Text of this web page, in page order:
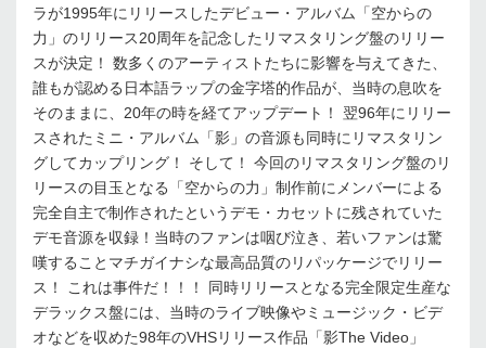
ラが1995年にリリースしたデビュー・アルバム「空からの
力」のリリース20周年を記念したリマスタリング盤のリリー
スが決定！ 数多くのアーティストたちに影響を与えてきた、
誰もが認める日本語ラップの金字塔的作品が、当時の息吹を
そのままに、20年の時を経てアップデート！ 翌96年にリリー
スされたミニ・アルバム「影」の音源も同時にリマスタリン
グしてカップリング！ そして！ 今回のリマスタリング盤のリ
リースの目玉となる「空からの力」制作前にメンバーによる
完全自主で制作されたというデモ・カセットに残されていた
デモ音源を収録！当時のファンは咽び泣き、若いファンは驚
嘆することマチガイナシな最高品質のリパッケージでリリー
ス！ これは事件だ！！！ 同時リリースとなる完全限定生産な
デラックス盤には、当時のライブ映像やミュージック・ビデ
オなどを収めた98年のVHSリリース作品「影The Video」